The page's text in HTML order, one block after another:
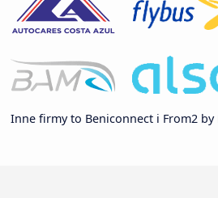
Inne firmy to Beniconnect i From2 by